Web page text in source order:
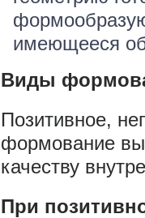
имеющееся
Виды
Позитивное,
формование
качеству
При